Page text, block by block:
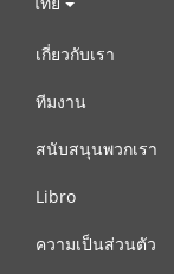
เกี่ยวกับเรา
ทีมงาน
สนับสนุนพวกเรา
Libro
ความเป็นส่วนตัว